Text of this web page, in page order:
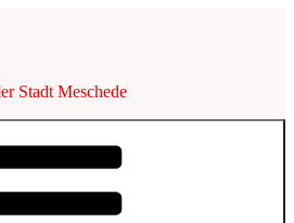
Stadt Meschede